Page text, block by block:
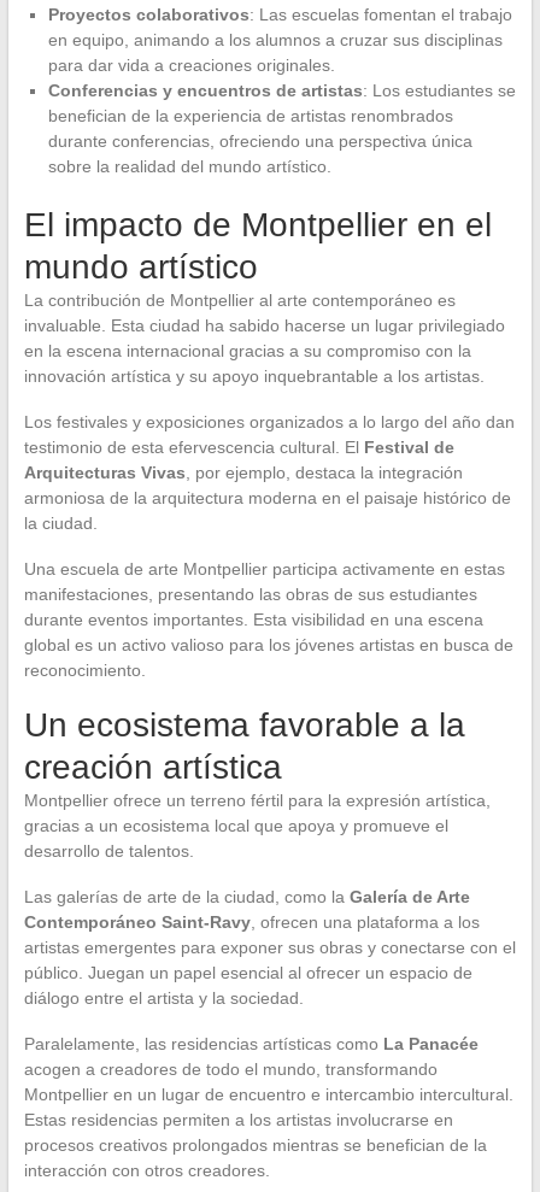
Proyectos colaborativos: Las escuelas fomentan el trabajo
en equipo, animando a los alumnos a cruzar sus disciplinas
para dar vida a creaciones originales.
Conferencias y encuentros de artistas: Los estudiantes se
benefician de la experiencia de artistas renombrados
durante conferencias, ofreciendo una perspectiva única
sobre la realidad del mundo artístico.
El impacto de Montpellier en el
mundo artístico
La contribución de Montpellier al arte contemporáneo es
invaluable. Esta ciudad ha sabido hacerse un lugar privilegiado
en la escena internacional gracias a su compromiso con la
innovación artística y su apoyo inquebrantable a los artistas.
Los festivales y exposiciones organizados a lo largo del año dan
testimonio de esta efervescencia cultural. El Festival de
Arquitecturas Vivas , por ejemplo, destaca la integración
armoniosa de la arquitectura moderna en el paisaje histórico de
la ciudad.
Una escuela de arte Montpellier participa activamente en estas
manifestaciones, presentando las obras de sus estudiantes
durante eventos importantes. Esta visibilidad en una escena
global es un activo valioso para los jóvenes artistas en busca de
reconocimiento.
Un ecosistema favorable a la
creación artística
Montpellier ofrece un terreno fértil para la expresión artística,
gracias a un ecosistema local que apoya y promueve el
desarrollo de talentos.
Las galerías de arte de la ciudad, como la Galería de Arte
Contemporáneo Saint-Ravy, ofrecen una plataforma a los
artistas emergentes para exponer sus obras y conectarse con el
público. Juegan un papel esencial al ofrecer un espacio de
diálogo entre el artista y la sociedad.
Paralelamente, las residencias artísticas como La Panacée
acogen a creadores de todo el mundo, transformando
Montpellier en un lugar de encuentro e intercambio intercultural.
Estas residencias permiten a los artistas involucrarse en
procesos creativos prolongados mientras se benefician de la
interacción con otros creadores.